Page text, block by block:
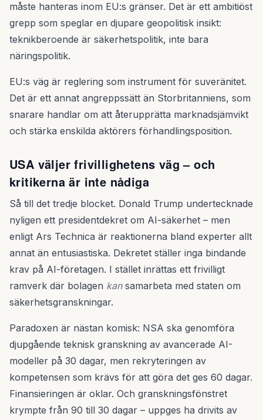
måste hanteras inom EU:s gränser. Det är ett ambitiöst
grepp som speglar en djupare geopolitisk insikt:
teknikberoende är säkerhetspolitik, inte bara
näringspolitik.
EU:s väg är reglering som instrument för suveränitet.
Det är ett annat angreppssätt än Storbritanniens, som
snarare handlar om att återupprätta marknadsjämvikt
och stärka enskilda aktörers förhandlingsposition.
USA väljer frivillighetens väg – och
kritikerna är inte nådiga
Så till det tredje blocket. Donald Trump undertecknade
nyligen ett presidentdekret om AI-säkerhet – men
enligt Ars Technica är reaktionerna bland experter allt
annat än entusiastiska. Dekretet ställer inga bindande
krav på AI-företagen. I stället inrättas ett frivilligt
ramverk där bolagen kansamarbeta med staten om
säkerhetsgranskningar.
Paradoxen är nästan komisk: NSA ska genomföra
djupgående teknisk granskning av avancerade AI-
modeller på 30 dagar, men rekryteringen av
kompetensen som krävs för att göra det ges 60 dagar.
Finansieringen är oklar. Och granskningsfönstret
krympte från 90 till 30 dagar – uppges ha drivits av